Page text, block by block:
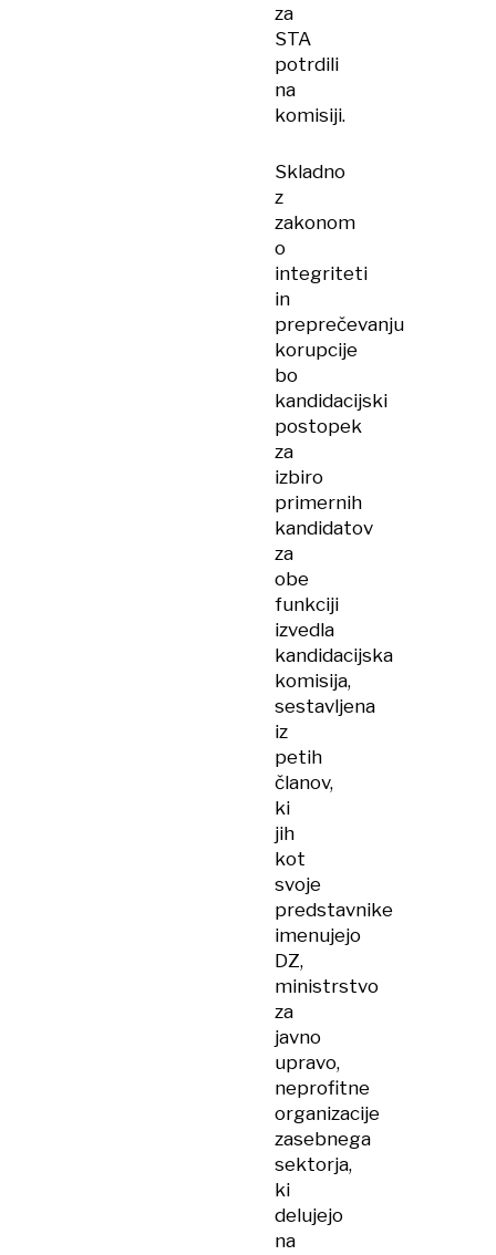
za
STA
potrdili
na
komisiji.
Skladno
z
zakonom
o
integriteti
in
preprečevanju
korupcije
bo
kandidacijski
postopek
za
izbiro
primernih
kandidatov
za
obe
funkciji
izvedla
kandidacijska
komisija,
sestavljena
iz
petih
članov,
ki
jih
kot
svoje
predstavnike
imenujejo
DZ,
ministrstvo
za
javno
upravo,
neprofitne
organizacije
zasebnega
sektorja,
ki
delujejo
na